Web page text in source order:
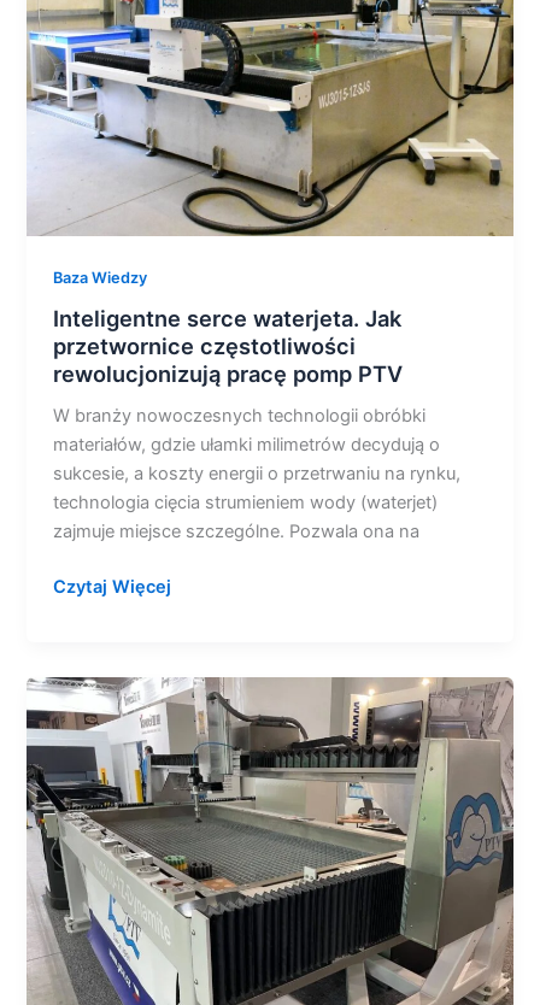
Baza Wiedzy
Inteligentne serce waterjeta. Jak
przetwornice częstotliwości
rewolucjonizują pracę pomp PTV
W branży nowoczesnych technologii obróbki
materiałów, gdzie ułamki milimetrów decydują o
sukcesie, a koszty energii o przetrwaniu na rynku,
technologia cięcia strumieniem wody (waterjet)
zajmuje miejsce szczególne. Pozwala ona na
częstotliwości
rewolucjonizują
pracę
pomp
Czytaj Więcej
Nowoczesne
technologie
cięcia
wodą
PTV
i
rewolucja
w
programowaniu
Teach
In